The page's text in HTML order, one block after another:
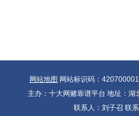
网站地图 网站标识码：
主办：十大网赌靠谱平台 地址：
联系人：刘子召 联